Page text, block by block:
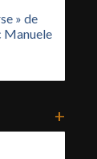
» de
Manuele
+